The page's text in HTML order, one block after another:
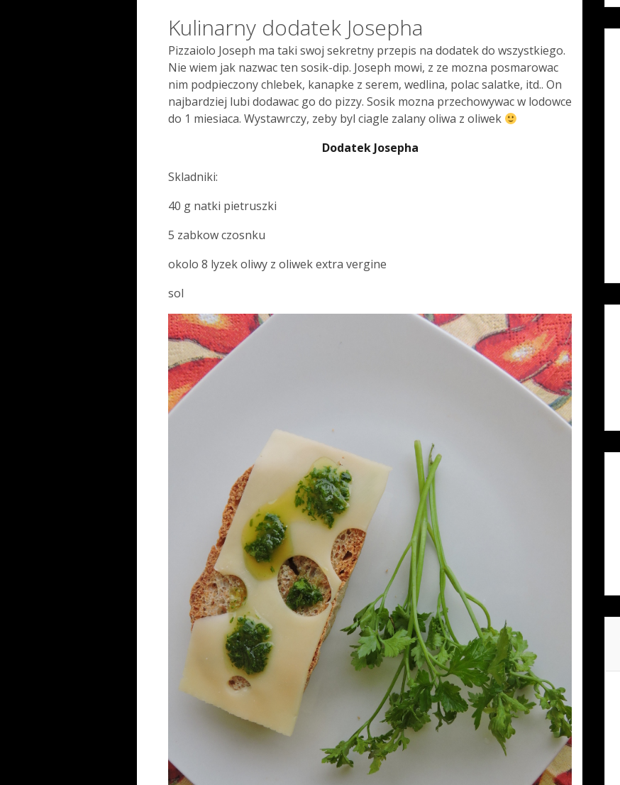
Kulinarny dodatek Josepha
Pizzaiolo Joseph ma taki swoj sekretny przepis na dodatek do wszystkiego.
Nie wiem jak nazwac ten sosik-dip. Joseph mowi, z ze mozna posmarowac
nim podpieczony chlebek, kanapke z serem, wedlina, polac salatke, itd.. On
najbardziej lubi dodawac go do pizzy. Sosik mozna przechowywac w lodowce
do 1 miesiaca. Wystawrczy, zeby byl ciagle zalany oliwa z oliwek
Dodatek Josepha
Skladniki:
40 g natki pietruszki
5 zabkow czosnku
okolo 8 lyzek oliwy z oliwek extra vergine
sol